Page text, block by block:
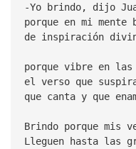
-Yo brindo, dijo
porque en mi
de inspiración
porque vibre en
el verso que
que canta y que
Brindo porque mis
Lleguen hasta las